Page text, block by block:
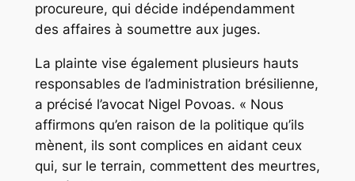
procureure, qui décide indépendamment
des affaires à soumettre aux juges.
La plainte vise également plusieurs hauts
responsables de l’administration brésilienne,
a précisé l’avocat Nigel Povoas. « Nous
affirmons qu’en raison de la politique qu’ils
mènent, ils sont complices en aidant ceux
qui, sur le terrain, commettent des meurtres,